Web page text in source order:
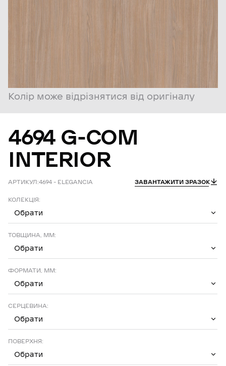
Колір може відрізнятися від оригіналу
4694 G-COM
INTERIOR
АРТИКУЛ:4694 – ELEGANCIA ЗАВАНТАЖИТИ ЗРАЗОК
КОЛЕКЦІЯ:
Обрати
ТОВЩИНА, ММ:
Обрати
ФОРМАТИ, ММ:
Обрати
СЕРЦЕВИНА:
Обрати
ПОВЕРХНЯ:
Обрати